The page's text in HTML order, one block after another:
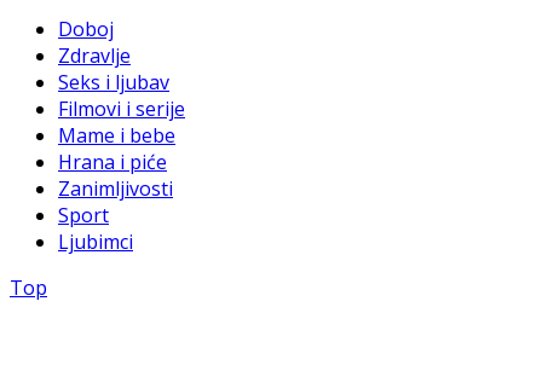
Doboj
Zdravlje
Seks i ljubav
Filmovi i serije
Mame i bebe
Hrana i piće
Zanimljivosti
Sport
Ljubimci
Top